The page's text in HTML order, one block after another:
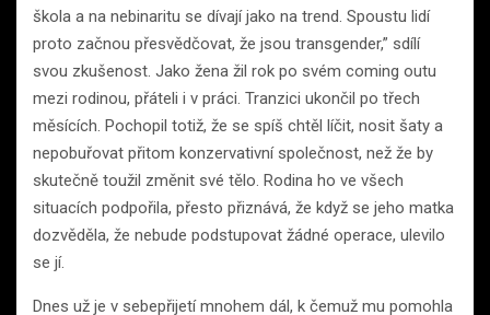
škola a na nebinaritu se dívají jako na trend. Spoustu lidí
proto začnou přesvědčovat, že jsou transgender,” sdílí
svou zkušenost. Jako žena žil rok po svém coming outu
mezi rodinou, přáteli i v práci. Tranzici ukončil po třech
měsících. Pochopil totiž, že se spíš chtěl líčit, nosit šaty a
nepobuřovat přitom konzervativní společnost, než že by
skutečně toužil změnit své tělo. Rodina ho ve všech
situacích podpořila, přesto přiznává, že když se jeho matka
dozvěděla, že nebude podstupovat žádné operace, ulevilo
se jí.
Dnes už je v sebepřijetí mnohem dál, k čemuž mu pomohla